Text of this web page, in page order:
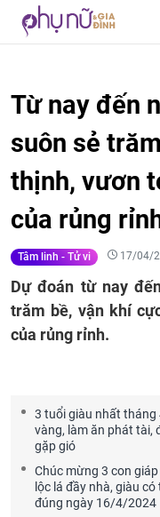
Từ nay đến
suôn sẻ
thịnh, vươn
của rủng
Tâm linh - Tử vi 17/04/
Dự đoán từ nay
trăm bề, vận khí
của rủng rỉnh.
3 tuổi giàu nhất tháng
vàng, làm ăn phát tài,
gặp gió
Chúc mừng 3 con
lộc lá đầy nhà, giàu
đúng ngày 16/4/2024